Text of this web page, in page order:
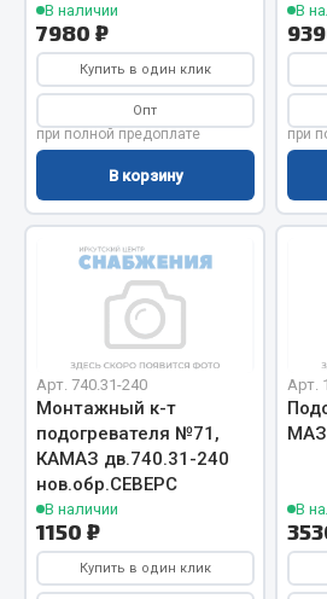
Автомобильная электрика
Автолампы
Блоки реле и предохранителей
Вилки нагрузочные
Выключатели и переключатели
Выключатели кнопочные
Выключатель массы
Показать ещё
Весь раздел
Запчасти на полуприцепы
Амортизаторы для полуприцепов
В наличии
7980 ₽
Купить в один клик
Опт
при полной предоплате
В корзину
В
при
Арт. 740.31-240
Монтажный к-т
подогревателя №71,
КАМАЗ дв.740.31-240
нов.обр.СЕВЕРС
В наличии
1150 ₽
Купить в один клик
Арт.
МАЗ
В